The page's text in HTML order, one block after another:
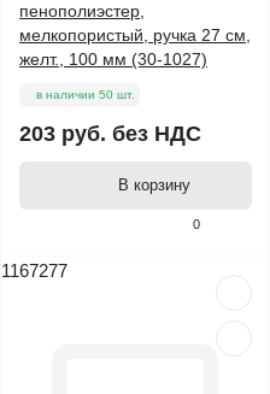
0
пенополиэстер,
мелкопористый, ручка 27 см,
желт., 100 мм (30-1027)
в наличии 50 шт.
203 руб. без НДС
В корзину
1167277